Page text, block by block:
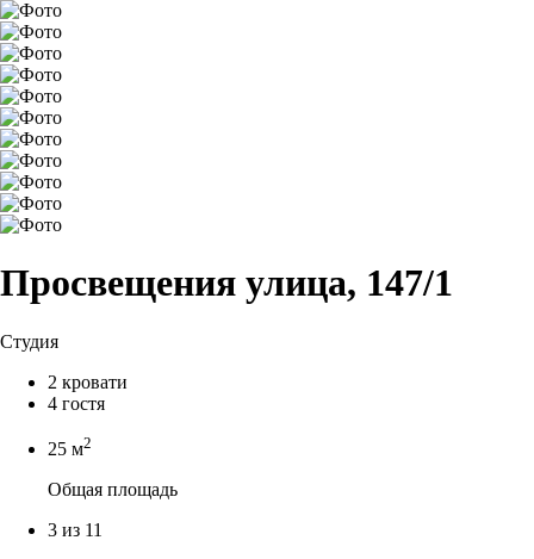
Просвещения улица, 147/1
Студия
2 кровати
4 гостя
25 м2
Общая площадь
3 из 11